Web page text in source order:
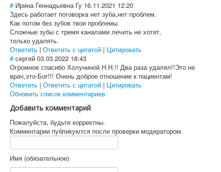
# Ирина Геннадьевна Гу 16.11.2021 12:20
Здесь работает поговорка нет зуба,нет проблем.
Как потом без зубов твои проблемы.
Сложные зубы с тремя каналами лечить не хотят,
только удалять.
Ответить | Ответить с цитатой | Цитировать
# сергей 03.03.2022 18:43
Огромное спасибо Холуниной Н.Н.!! Два раза удалял!!Это не
врач,это-Бог!!! Очень доброе отношение к пациентам!
Ответить | Ответить с цитатой | Цитировать
Обновить список комментариев
Добавить комментарий
Пожалуйста, будьте корректны.
Комментарии публикуются после проверки модератором.
Имя (обязательное)